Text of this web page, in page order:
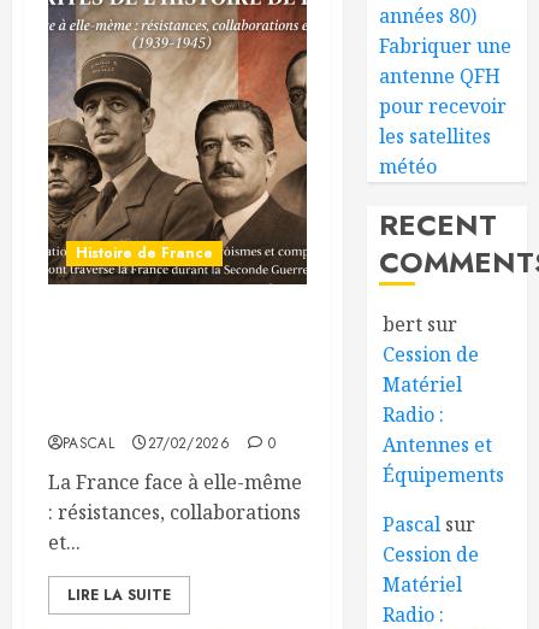
Histoire de France
PASCAL 27/02/2026 0
La France face à elle-même
: résistances, collaborations
et...
LIRE LA SUITE
années 80)
Fabriquer une
antenne QFH
pour recevoir
les satellites
météo
RECENT
bert sur
Cession de
Matériel
Radio :
Antennes et
Équipements
Pascal sur
Cession de
Matériel
Radio :